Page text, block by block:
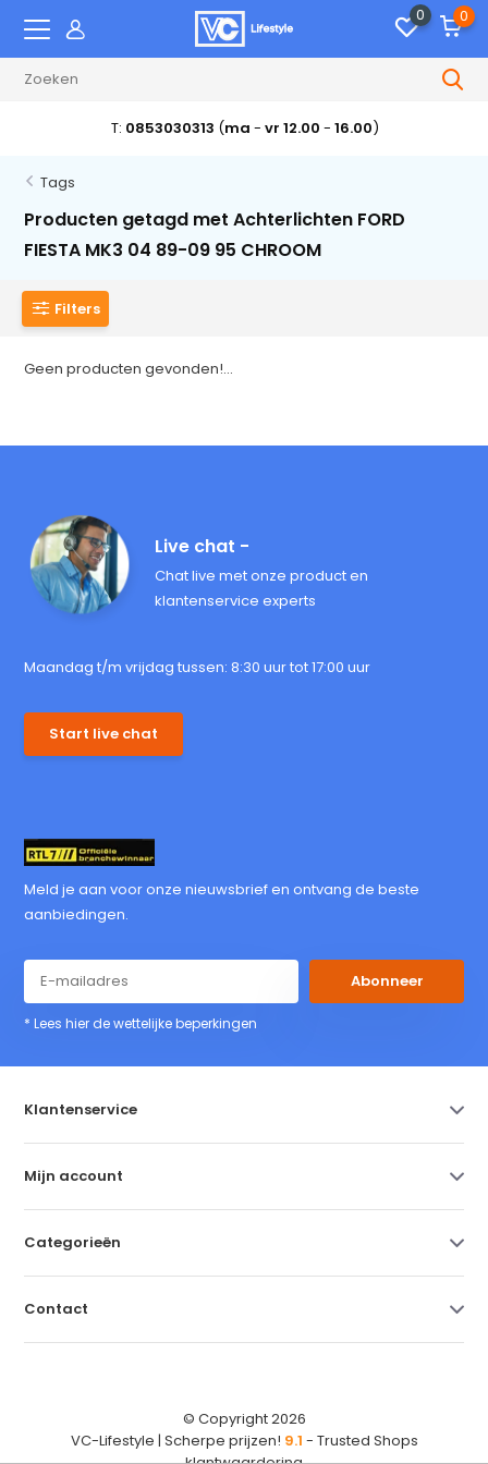
0 0
T: 0853030313 (ma - vr 12.00 - 16.00)
Tags
Producten getagd met Achterlichten FORD
FIESTA MK3 04 89-09 95 CHROOM
Filters
Geen producten gevonden!...
Live chat -
Chat live met onze product en
klantenservice experts
Maandag t/m vrijdag tussen: 8:30 uur tot 17:00 uur
Start live chat
Meld je aan voor onze nieuwsbrief en ontvang de beste
aanbiedingen.
Abonneer
* Lees hier de wettelijke beperkingen
Klantenservice
Mijn account
Categorieën
Contact
© Copyright 2026
VC-Lifestyle | Scherpe prijzen! 9.1 - Trusted Shops